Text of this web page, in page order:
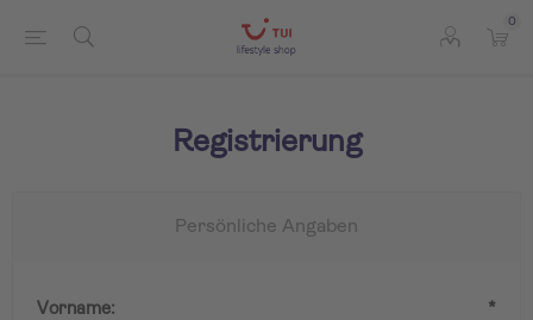
0
Registrierung
Persönliche Angaben
Vorname: *